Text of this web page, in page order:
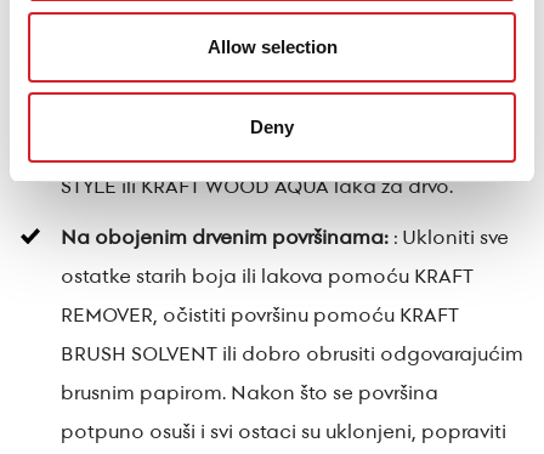
Allow selection
Deny
STYLE ili KRAFT WOOD AQUA laka za drvo.
Na obojenim drvenim površinama: : Ukloniti sve
ostatke starih boja ili lakova pomoću KRAFT
REMOVER, očistiti površinu pomoću KRAFT
BRUSH SOLVENT ili dobro obrusiti odgovarajućim
brusnim papirom. Nakon što se površina
potpuno osuši i svi ostaci su uklonjeni, popraviti